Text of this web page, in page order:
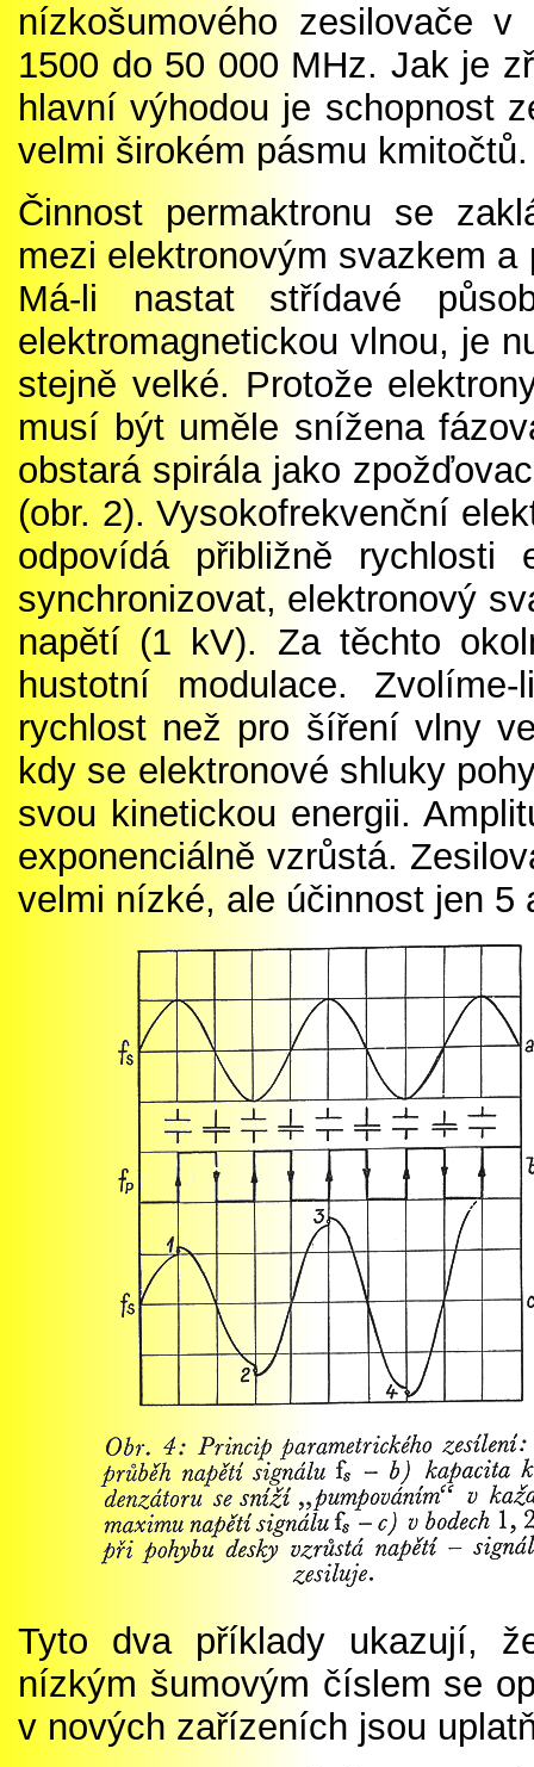
nízkošumového zesilovače v
1500 do 50 000 MHz. Jak je
hlavní výhodou je schopnost
velmi širokém pásmu kmitočtů.
Činnost permaktronu se
mezi elektronovým svazkem
Má-li nastat střídavé
elektromagnetickou vlnou, je
stejně velké. Protože
musí být uměle snížena
obstará spirála jako
(obr. 2). Vysokofrekvenční
odpovídá přibližně rychlosti
synchronizovat, elektronový
napětí (1 kV). Za těchto
hustotní modulace.
rychlost než pro šíření vlny
kdy se elektronové shluky
svou kinetickou energii.
exponenciálně vzrůstá.
velmi nízké, ale účinnost jen 5
Tyto dva příklady ukazují,
nízkým šumovým číslem se
v nových zařízeních jsou